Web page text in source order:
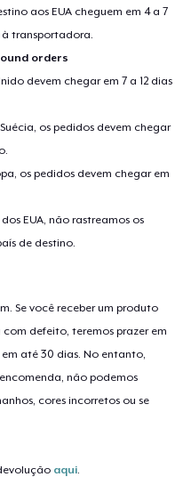
aos EUA cheguem em 4 a 7
transportadora.
orders
devem chegar em 7 a 12 dias
os pedidos devem chegar
os pedidos devem chegar em
EUA, não rastreamos os
de destino.
Se você receber um produto
defeito, teremos prazer em
até 30 dias. No entanto,
não podemos
cores incorretos ou se
aqui